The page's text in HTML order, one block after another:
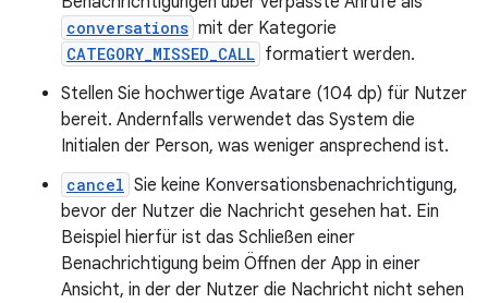
conversations mit der Kategorie
CATEGORY_MISSED_CALL formatiert werden.
Stellen Sie hochwertige Avatare (104 dp) für Nutzer
bereit. Andernfalls verwendet das System die
Initialen der Person, was weniger ansprechend ist.
cancel Sie keine Konversationsbenachrichtigung,
bevor der Nutzer die Nachricht gesehen hat. Ein
Beispiel hierfür ist das Schließen einer
Benachrichtigung beim Öffnen der App in einer
Ansicht, in der der Nutzer die Nachricht nicht sehen